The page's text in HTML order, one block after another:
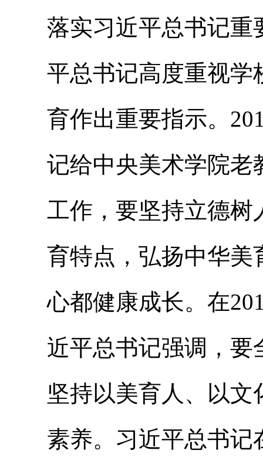
落实习近平总书记重
平总书记高度重视学
育作出重要指示。
记给中央美术学院老
工作，要坚持立德树
育特点，弘扬中华美
心都健康成长。在
近平总书记强调，要
坚持以美育人、以
素养。习近平总书记